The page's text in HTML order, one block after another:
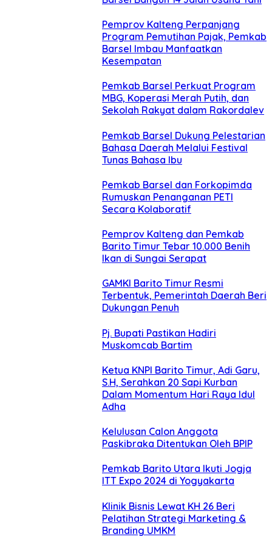
Pemprov Kalteng Perpanjang
Program Pemutihan Pajak, Pemkab
Barsel Imbau Manfaatkan
Kesempatan
Pemkab Barsel Perkuat Program
MBG, Koperasi Merah Putih, dan
Sekolah Rakyat dalam Rakordalev
Pemkab Barsel Dukung Pelestarian
Bahasa Daerah Melalui Festival
Tunas Bahasa Ibu
Pemkab Barsel dan Forkopimda
Rumuskan Penanganan PETI
Secara Kolaboratif
Pemprov Kalteng dan Pemkab
Barito Timur Tebar 10.000 Benih
Ikan di Sungai Serapat
GAMKI Barito Timur Resmi
Terbentuk, Pemerintah Daerah Beri
Dukungan Penuh
Pj. Bupati Pastikan Hadiri
Muskomcab Bartim
Ketua KNPI Barito Timur, Adi Garu,
S.H, Serahkan 20 Sapi Kurban
Dalam Momentum Hari Raya Idul
Adha
Kelulusan Calon Anggota
Paskibraka Ditentukan Oleh BPIP
Pemkab Barito Utara Ikuti Jogja
ITT Expo 2024 di Yogyakarta
Klinik Bisnis Lewat KH 26 Beri
Pelatihan Strategi Marketing &
Branding UMKM